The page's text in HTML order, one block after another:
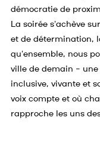
démocratie de
La soirée s'achève
et de détermination,
qu'ensemble, nous
ville de demain –
inclusive, vivante et
voix compte et où
rapproche les uns